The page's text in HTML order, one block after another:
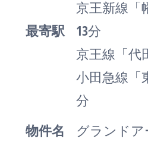
最寄駅
京王新線「
13分
京王線「代
小田急線「
分
物件名
グランドア